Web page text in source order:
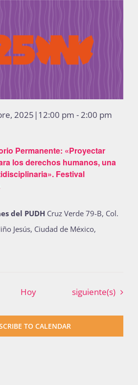
Permanente: «Proyectar
los derechos humanos, una
Festival
2025|12:00 pm -2:00 pm
del PUDH Cruz Verde 79-B, Col.
Jesús, Ciudad de México,
Hoy Eventos
siguiente(s)
TO CALENDAR